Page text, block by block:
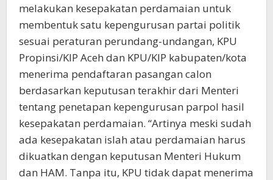
melakukan kesepakatan perdamaian untuk
membentuk satu kepengurusan partai politik
sesuai peraturan perundang-undangan, KPU
Propinsi/KIP Aceh dan KPU/KIP kabupaten/kota
menerima pendaftaran pasangan calon
berdasarkan keputusan terakhir dari Menteri
tentang penetapan kepengurusan parpol hasil
kesepakatan perdamaian. “Artinya meski sudah
ada kesepakatan islah atau perdamaian harus
dikuatkan dengan keputusan Menteri Hukum
dan HAM. Tanpa itu, KPU tidak dapat menerima